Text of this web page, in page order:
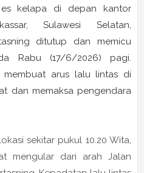
kelapa di depan kantor
Sulawesi Selatan,
ditutup dan memicu
Rabu (17/6/2026) pagi.
membuat arus lalu lintas di
dan memaksa pengendara
sekitar pukul 10.20 Wita,
mengular dari arah Jalan